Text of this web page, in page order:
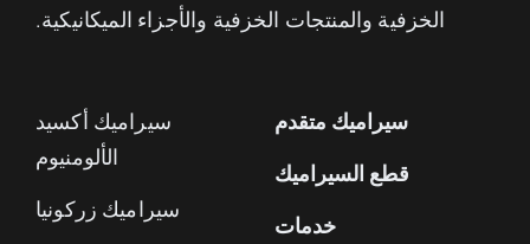
الخزفية والمنتجات الخزفية والأجزاء الميكانيكية.
سيراميك متقدم
قطع السيراميك
خدمات
سيراميك أكسيد
الألومنيوم
سيراميك زركونيا